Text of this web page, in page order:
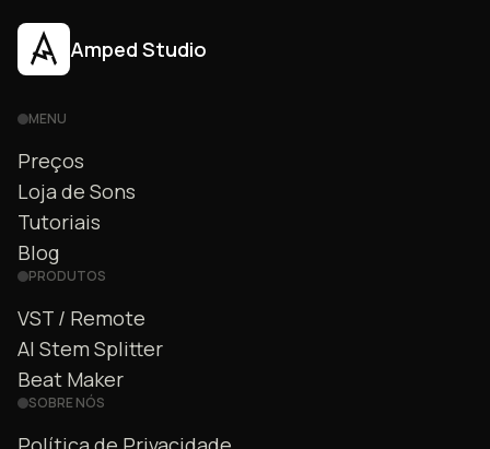
Amped Studio
MENU
Preços
Loja de Sons
Tutoriais
Blog
PRODUTOS
VST / Remote
AI Stem Splitter
Beat Maker
SOBRE NÓS